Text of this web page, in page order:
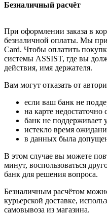
Безналичный расчёт
При оформлении заказа в
безналичной оплаты. Мы
Card. Чтобы оплатить
системы ASSIST, где вы
действия, имя держателя.
Вам могут отказать от
если ваш банк не
на карте недостаточно
банк не поддерживает
истекло время
в данных была
В этом случае вы можете
минут, воспользоваться
банк для решения вопроса.
Безналичным расчётом
курьерской доставке,
самовывоза из магазина.